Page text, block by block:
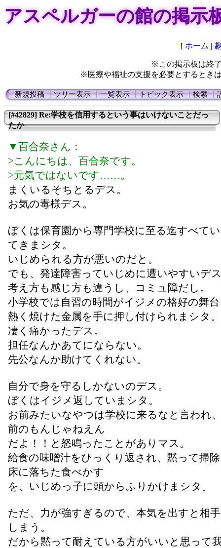
アスペルガーの館の掲示
[ ホーム |
※この掲示板は終
※医療や福祉の支援を必要とするとき
新規投稿┃ツリー表示┃一覧表示┃トピック表示┃検索┃
[#42829] Re:学校を信用するという事はいけないことだっ
たか
▼百合奈さん：
>こんにちは、百合奈です。
>元気ではないです……。
まくいるそちとるデス。
お気の毒様デス。
ぼくは保育園から専門学校に至る迄すべて
てきまシタ。
いじめられる方が悪いのだと。
でも、発達障害っていじめに遭いやすいデ
考え方も感じ方も違うし、コミュ障だし。
小学校では自習の時間がイジメの格好の舞
熱く焼けた金属を手に押し付けられまシタ。
凄く痛かったデス。
担任なんかあてにならない。
先公なんか助けてくれない。
自分で身を守るしかないのデス。
ぼくはイジメ返していまシタ。
お前みたいなやつは学校に来るなと言われ
前のもんじゃねえん
だよ！！と怒鳴ったことがありマス。
給食の味噌汁をひっくり返され、黙って掃
床に落ちた食べかす
を、いじめっ子に頭からふりかけまシタ。
ただ、力が強すぎるので、本気を出すと相
しまう。
だから黙って耐えている方がいいと思って